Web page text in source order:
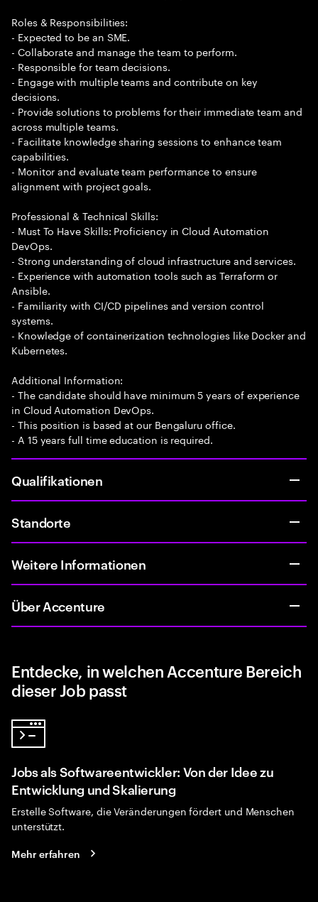
Roles & Responsibilities:
- Expected to be an SME.
- Collaborate and manage the team to perform.
- Responsible for team decisions.
- Engage with multiple teams and contribute on key
decisions.
- Provide solutions to problems for their immediate team and
across multiple teams.
- Facilitate knowledge sharing sessions to enhance team
capabilities.
- Monitor and evaluate team performance to ensure
alignment with project goals.
Professional & Technical Skills:
- Must To Have Skills: Proficiency in Cloud Automation
DevOps.
- Strong understanding of cloud infrastructure and services.
- Experience with automation tools such as Terraform or
Ansible.
- Familiarity with CI/CD pipelines and version control
systems.
- Knowledge of containerization technologies like Docker and
Kubernetes.
Additional Information:
- The candidate should have minimum 5 years of experience
in Cloud Automation DevOps.
- This position is based at our Bengaluru office.
- A 15 years full time education is required.
Qualifikationen
Standorte
Weitere Informationen
Über Accenture
Entdecke, in welchen Accenture Bereich
dieser Job passt
Jobs als Softwareentwickler: Von der Idee zu
Entwicklung und Skalierung
Erstelle Software, die Veränderungen fördert und Menschen
unterstützt.
Mehr erfahren